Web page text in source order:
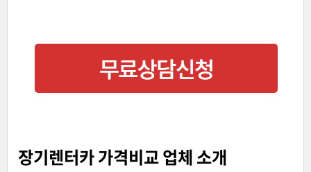
장기렌터카 가격비교 업체 소개